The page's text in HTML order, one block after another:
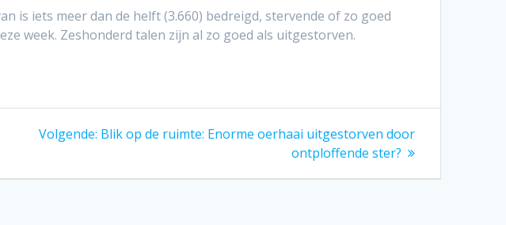
is iets meer dan de helft (3.660) bedreigd, stervende of zo goed
week. Zeshonderd talen zijn al zo goed als uitgestorven.
Volgende: Volgend
Blik op de ruimte: Enorme oerhaai uitgestorven door
ontploffende ster?